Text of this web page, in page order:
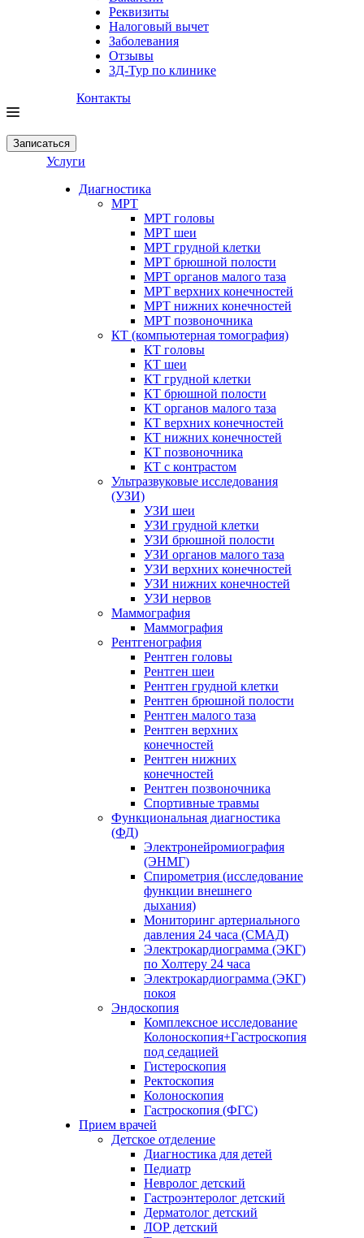
Реквизиты
Налоговый вычет
Заболевания
Отзывы
3Д-Тур по клинике
Контакты
Записаться
Услуги
Диагностика
МРТ
МРТ головы
МРТ шеи
МРТ грудной клетки
МРТ брюшной полости
МРТ органов малого таза
МРТ верхних конечностей
МРТ нижних конечностей
МРТ позвоночника
КТ (компьютерная томография)
КТ головы
КТ шеи
КТ грудной клетки
КТ брюшной полости
КТ органов малого таза
КТ верхних конечностей
КТ нижних конечностей
КТ позвоночника
КТ с контрастом
Ультразвуковые исследования
(УЗИ)
УЗИ шеи
УЗИ грудной клетки
УЗИ брюшной полости
УЗИ органов малого таза
УЗИ верхних конечностей
УЗИ нижних конечностей
УЗИ нервов
Маммография
Маммография
Рентгенография
Рентген головы
Рентген шеи
Рентген грудной клетки
Рентген брюшной полости
Рентген малого таза
Рентген верхних
конечностей
Рентген нижних
конечностей
Рентген позвоночника
Спортивные травмы
Функциональная диагностика
(ФД)
Электронейромиография
(ЭНМГ)
Спирометрия (исследование
функции внешнего
дыхания)
Мониторинг артериального
давления 24 часа (СМАД)
Электрокардиограмма (ЭКГ)
по Холтеру 24 часа
Электрокардиограмма (ЭКГ)
покоя
Эндоскопия
Комплексное исследование
Колоноскопия+Гастроскопия
под седацией
Гистероскопия
Ректоскопия
Колоноскопия
Гастроскопия (ФГС)
Прием врачей
Детское отделение
Диагностика для детей
Педиатр
Невролог детский
Гастроэнтеролог детский
Дерматолог детский
ЛОР детский